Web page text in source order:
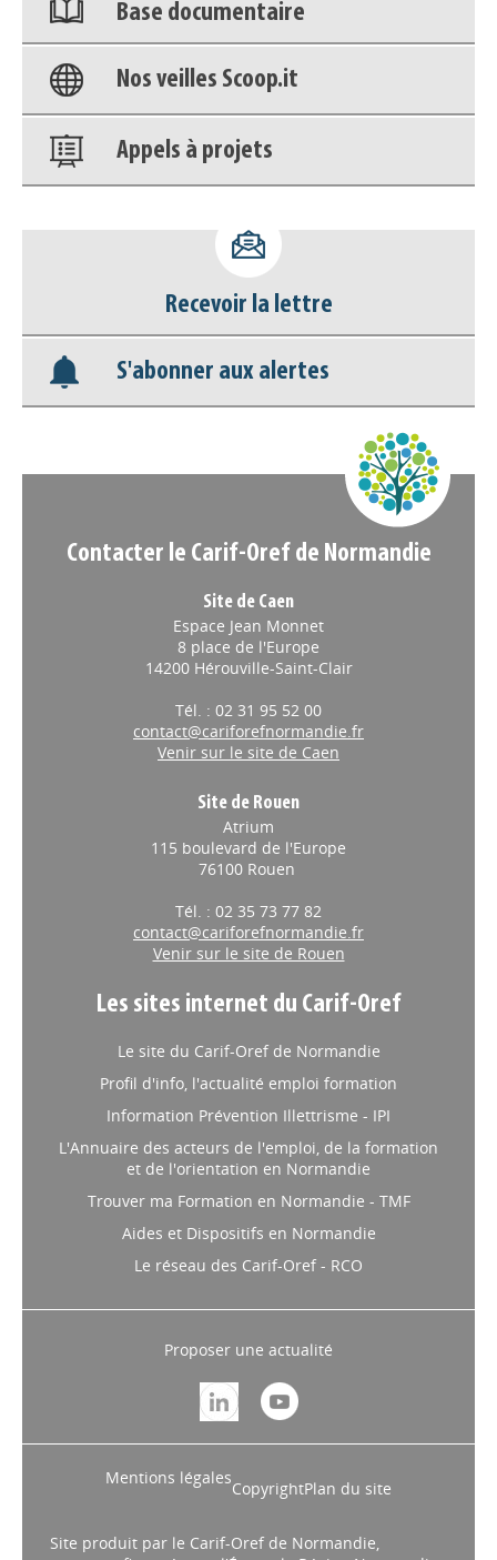
Base documentaire
Nos veilles Scoop.it
Appels à projets
Accéder à son compte - (Se
déconnecter)
Base documentaire
Recevoir la lettre
S'abonner aux alertes
Contacter le Carif-Oref de Normandie
Site de Caen
Espace Jean Monnet
8 place de l'Europe
14200 Hérouville-Saint-Clair
Tél. : 02 31 95 52 00
contact@cariforefnormandie.fr
Venir sur le site de Caen
Site de Rouen
Atrium
115 boulevard de l'Europe
76100 Rouen
Tél. : 02 35 73 77 82
contact@cariforefnormandie.fr
Venir sur le site de Rouen
Les sites internet du Carif-Oref
Le site du Carif-Oref de Normandie
Profil d'info, l'actualité emploi formation
Information Prévention Illettrisme - IPI
L'Annuaire des acteurs de l'emploi, de la formation
et de l'orientation en Normandie
Trouver ma Formation en Normandie - TMF
Aides et Dispositifs en Normandie
Le réseau des Carif-Oref - RCO
Proposer une actualité
Mentions légales
CopyrightPlan du site
Site produit par le Carif-Oref de Normandie,